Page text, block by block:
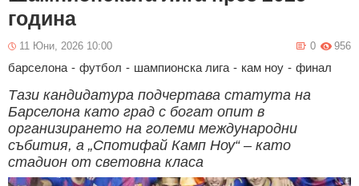
година
11 Юни, 2026 10:00 956
0
барселона - футбол - шампионска лига - кам ноу - финал
Тази кандидатура подчертава статута на
Барселона като град с богат опит в
организирането на големи международни
събития, а „Спотифай Камп Ноу“ – като
стадион от световна класа